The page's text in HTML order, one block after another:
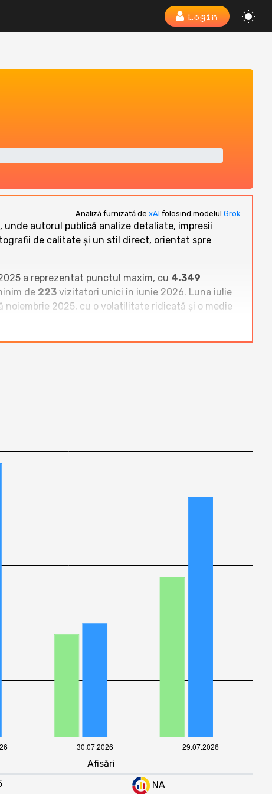
Login
Analiză furnizată de xAI folosind modelul Grok
autorul publică analize detaliate, impresii
de calitate și un stil direct, orientat spre
a reprezentat punctul maxim, cu 4.349
de 223 vizitatori unici în iunie 2026. Luna iulie
noiembrie 2025, cu o volatilitate ridicată și o medie
Site-uri dominante precummariuscucu.ro,
de categorie. Bloguri de dimensiune medie
unici cât și la afișări. Evoluția
blogurilor similare au reușit să își mențină sau
Afisări
NA